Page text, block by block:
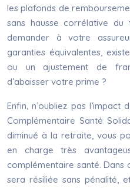
les plafonds de
sans hausse corrélative
demander à votre
garanties équivalentes,
ou un ajustement de
d’abaisser votre prime ?
Enfin, n’oubliez pas l’impact
Complémentaire Santé
diminué à la retraite, vous
en charge très
complémentaire santé. Dans
sera résiliée sans pénalité,